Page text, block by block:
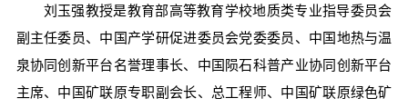
刘玉强教授是教育部高等教育学校地质类专业指导委员会
副主任委员、中国产学研促进委员会党委委员、中国地热与温
泉协同创新平台名誉理事长、中国陨石科普产业协同创新平台
主席、中国矿联原专职副会长、总工程师、中国矿联原绿色矿